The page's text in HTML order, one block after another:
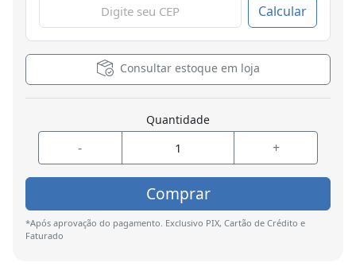
Calcular
Consultar estoque em loja
Quantidade
- +
Comprar
*Após aprovação do pagamento. Exclusivo PIX, Cartão de Crédito e
Faturado